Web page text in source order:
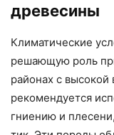
древесины
Климатические
решающую роль
районах с
рекомендуется
гниению и